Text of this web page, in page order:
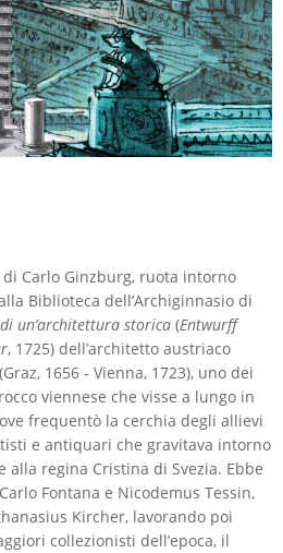
di Carlo Ginzburg, ruota intorno
Biblioteca dell’Archiginnasio di
un’architettura storica (Entwurff
, 1725) dell’architetto austriaco
1656 - Vienna, 1723), uno dei
viennese che visse a lungo in
frequentò la cerchia degli allievi
e antiquari che gravitava intorno
alla regina Cristina di Svezia. Ebbe
Fontana e Nicodemus Tessin,
Kircher, lavorando poi
collezionisti dell’epoca, il